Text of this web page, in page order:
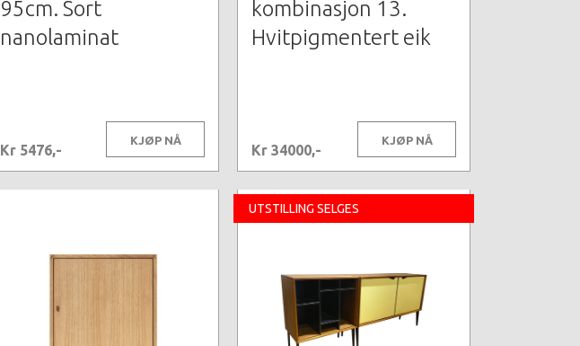
95cm. Sort
nanolaminat
Kr 5476,-
KJØP NÅ
kombinasjon 13.
Hvitpigmentert eik
Kr 34000,-
KJØP NÅ
UTSTILLING SELGES